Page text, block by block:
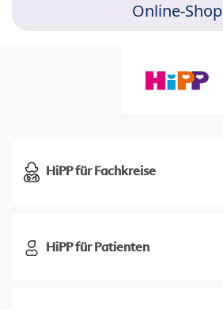
Online-Shop
HiPP für Fachkreise
HiPP für Patienten